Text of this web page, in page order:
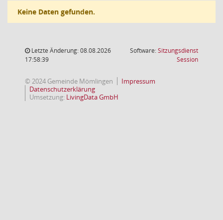
Keine Daten gefunden.
Letzte Änderung: 08.08.2026
17:58:39
Software:Sitzungsdienst
Session(Wird in
© 2024 Gemeinde Mömlingen
Impressum
Datenschutzerklärung
Umsetzung: LivingData GmbH